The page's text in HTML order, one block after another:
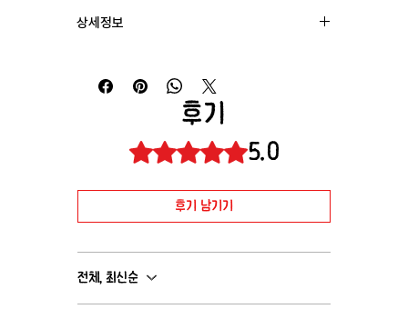
상세정보
복용 : 1일 | 1회 | 1정 복용
배송 : 인도 → 한국(2주~4주 소요)
후기
별점 5점 중 5점을 주었습니다.
5.0
후기 남기기
전체, 최신순